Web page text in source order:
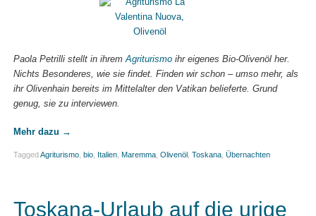
Paola Petrilli stellt in ihremAgriturismoihr eigenes Bio-Olivenöl her.
Nichts Besonderes, wie sie findet. Finden wir schon – umso mehr, als
ihr Olivenhain bereits im Mittelalter den Vatikan belieferte. Grund
genug, sie zu interviewen.
Mehr dazu →
Tagged Agriturismo, bio, Italien, Maremma, Olivenöl , Toskana, Übernachten
Toskana-Urlaub auf die urige